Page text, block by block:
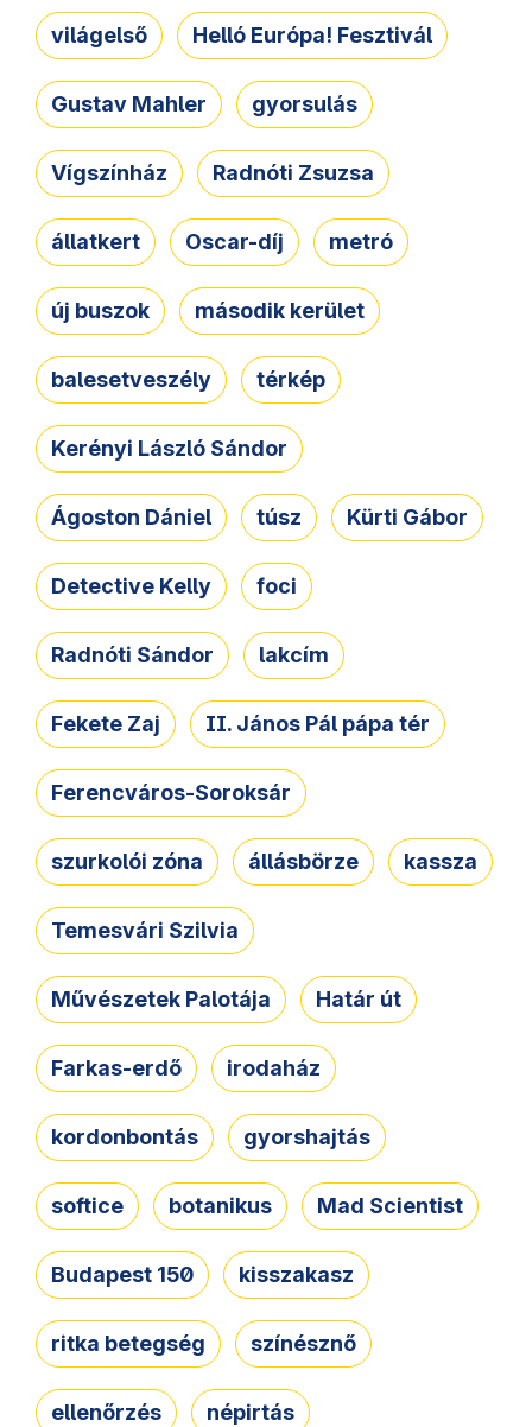
világelső Helló Európa! Fesztivál
Gustav Mahler gyorsulás
Vígszínház Radnóti Zsuzsa
állatkert Oscar-díj metró
új buszok második kerület
balesetveszély térkép
Kerényi László Sándor
Ágoston Dániel túsz Kürti Gábor
Detective Kelly foci
Radnóti Sándor lakcím
Fekete Zaj II. János Pál pápa tér
Ferencváros-Soroksár
szurkolói zóna állásbörze kassza
Temesvári Szilvia
Művészetek Palotája Határ út
Farkas-erdő irodaház
kordonbontás gyorshajtás
softice botanikus Mad Scientist
Budapest 150 kisszakasz
ritka betegség színésznő
ellenőrzés népirtás